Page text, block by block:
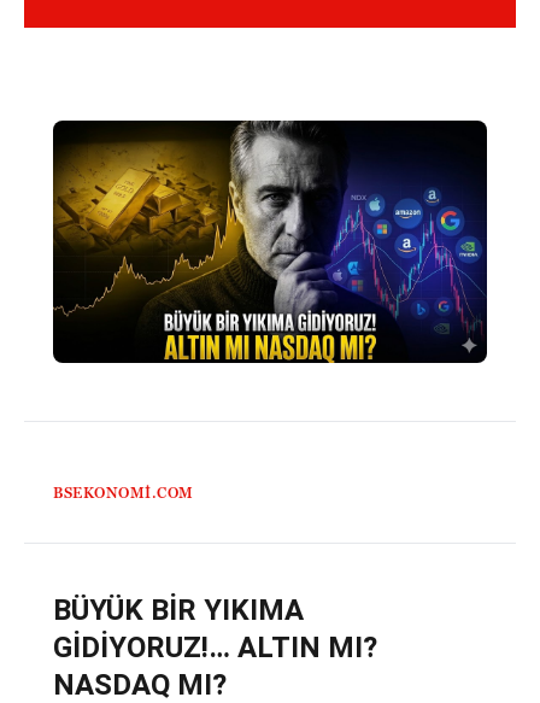
BSEKONOMI.COM
BÜYÜK BİR YIKIMA
GİDİYORUZ!… ALTIN MI?
NASDAQ MI?